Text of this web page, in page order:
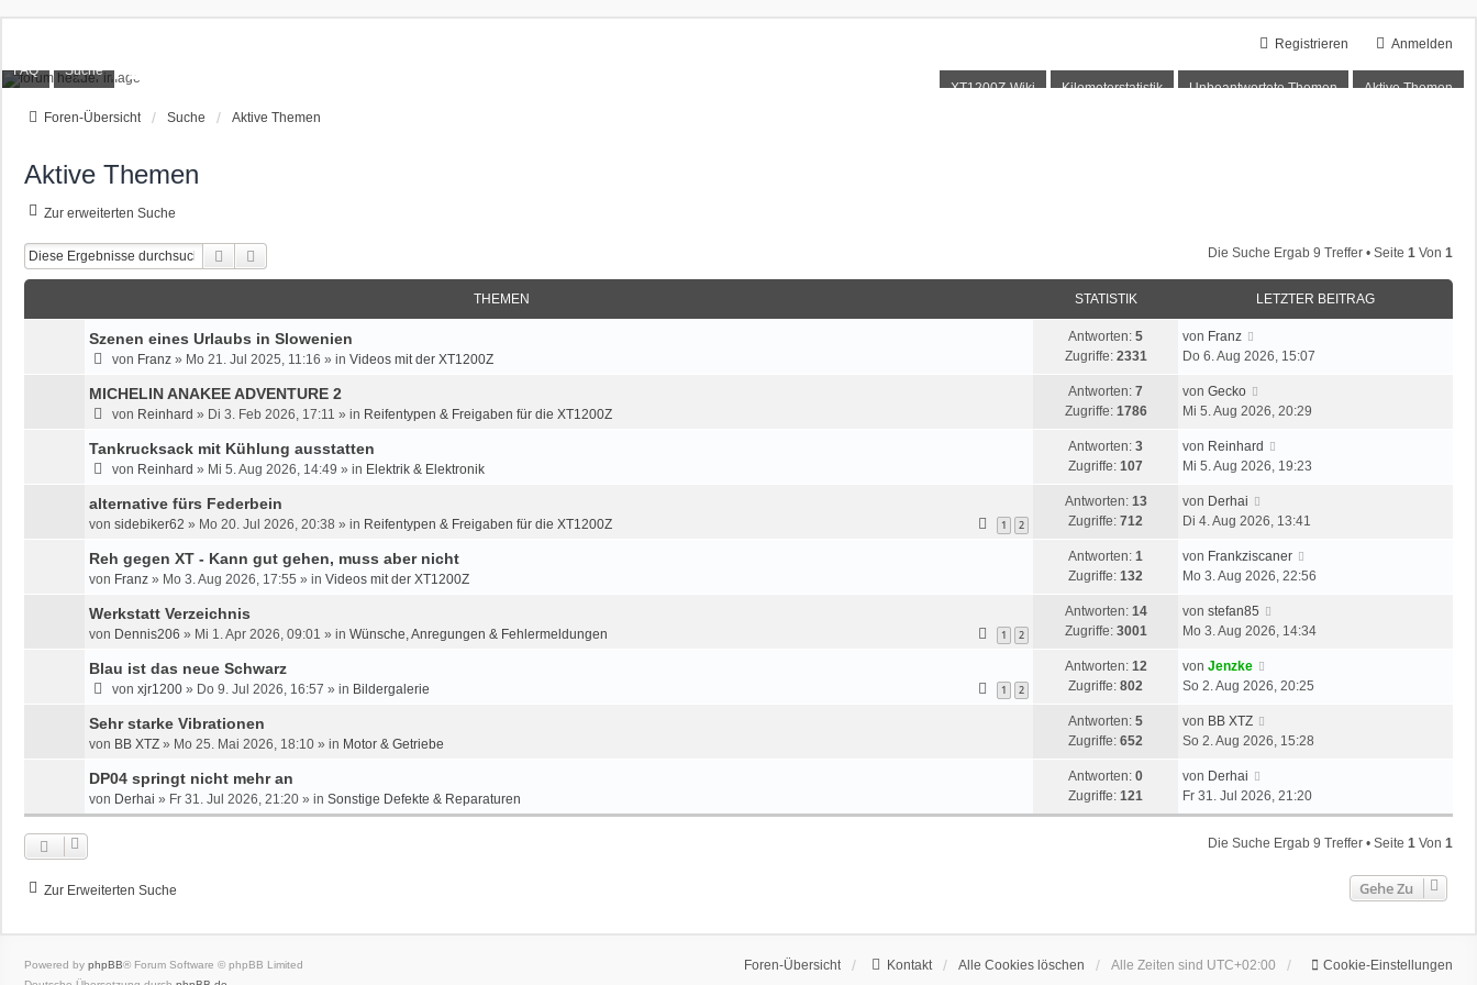
Anmelden
Registrieren
XT1200Z-Wiki Kilometerstatistik Unbeantwortete Themen Aktive Themen
XT1200Z-Forum
FAQ Suche
Foren-Übersicht Suche Aktive Themen
Aktive Themen
Zur erweiterten Suche
Suche Die Suche Ergab 9 Treffer • Seite 1 Von 1
THEMEN STATISTIK LETZTER BEITRAG
Szenen eines Urlaubs in Slowenien
von Franz » Mo 21. Jul 2025, 11:16 » in Videos mit der XT1200Z
Antworten: 5
Zugriffe: 2331
L
e
z
t
r
B
i
r
a
von Franz
Do 6. Aug 2026, 15:07
MICHELIN ANAKEE ADVENTURE 2
von Reinhard » Di 3. Feb 2026, 17:11 » in Reifentypen & Freigaben für die XT1200Z
Antworten: 7
Zugriffe: 1786
L
e
z
t
r
B
i
r
a
von Gecko
Mi 5. Aug 2026, 20:29
Tankrucksack mit Kühlung ausstatten
von Reinhard » Mi 5. Aug 2026, 14:49 » in Elektrik & Elektronik
Antworten: 3
Zugriffe: 107
L
e
z
t
r
B
i
r
a
von Reinhard
Mi 5. Aug 2026, 19:23
alternative fürs Federbein
von sidebiker62 » Mo 20. Jul 2026, 20:38 » in Reifentypen & Freigaben für die XT1200Z 1 2
Antworten: 13
Zugriffe: 712
L
e
z
t
r
B
i
r
a
von Derhai
Di 4. Aug 2026, 13:41
Reh gegen XT - Kann gut gehen, muss aber nicht
von Franz » Mo 3. Aug 2026, 17:55 » in Videos mit der XT1200Z
Antworten: 1
Zugriffe: 132
L
e
z
t
r
B
i
r
a
g
von Frankziscaner
Mo 3. Aug 2026, 22:56
Werkstatt Verzeichnis
von Dennis206 » Mi 1. Apr 2026, 09:01 » in Wünsche, Anregungen & Fehlermeldungen 1 2
Antworten: 14
Zugriffe: 3001
L
e
z
t
r
B
i
von stefan85
Mo 3. Aug 2026, 14:34
Blau ist das neue Schwarz
von xjr1200 » Do 9. Jul 2026, 16:57 » in Bildergalerie 1 2
Antworten: 12
Zugriffe: 802
L
e
z
t
r
B
von Jenzke
So 2. Aug 2026, 20:25
Sehr starke Vibrationen
von BB XTZ » Mo 25. Mai 2026, 18:10 » in Motor & Getriebe
Antworten: 5
Zugriffe: 652
L
e
z
t
e
r
a
von BB XTZ
So 2. Aug 2026, 15:28
DP04 springt nicht mehr an
von Derhai » Fr 31. Jul 2026, 21:20 » in Sonstige Defekte & Reparaturen
Antworten: 0
Zugriffe: 121
L
e
t
e
t
von Derhai
Fr 31. Jul 2026, 21:20
Die Suche Ergab 9 Treffer • Seite 1 Von 1
Zur Erweiterten Suche Gehe Zu
Foren-Übersicht Kontakt Alle Cookies löschen Alle Zeiten sind UTC+02:00 Cookie-Einstellungen
Powered by phpBB® Forum Software © phpBB Limited